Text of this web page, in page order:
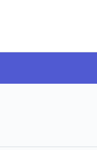
属医師への患
ン・タイプ（合算）
のコミュニケー